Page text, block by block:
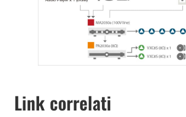
Link correlati